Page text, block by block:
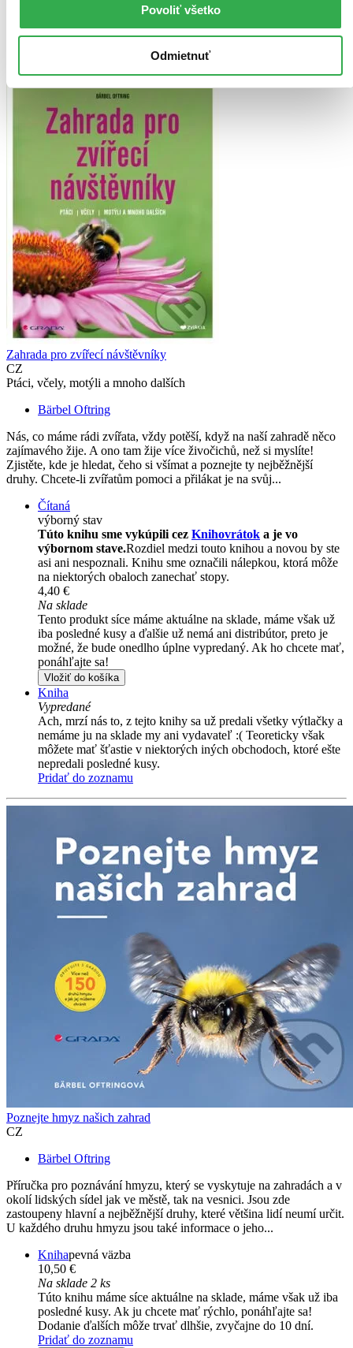
Povoliť všetko
Odmietnuť
budete ju mať hneď a ešte aj ušetríte život stromom. Viac
Pridať do zoznamu
Zahrada pro zvířecí návštěvníky
CZ
Ptáci, včely, motýli a mnoho dalších
Bärbel Oftring
Nás, co máme rádi zvířata, vždy potěší, když na naší zahradě něco
zajímavého žije. A ono tam žije více živočichů, než si myslíte!
Zjistěte, kde je hledat, čeho si všímat a poznejte ty nejběžnější
druhy. Chcete-li zvířatům pomoci a přilákat je na svůj...
Čítaná
výborný stav
Túto knihu sme vykúpili cez Knihovrátok a je vo
výbornom stave.Rozdiel medzi touto knihou a novou by ste
asi ani nespoznali. Knihu sme označili nálepkou, ktorá môže
na niektorých obaloch zanechať stopy.
4,40 €
Na sklade
Tento produkt síce máme aktuálne na sklade, máme však už
iba posledné kusy a ďalšie už nemá ani distribútor, preto je
možné, že bude onedlho úplne vypredaný. Ak ho chcete mať,
ponáhľajte sa!
Vložiť do košíka
Kniha
Vypredané
Ach, mrzí nás to, z tejto knihy sa už predali všetky výtlačky a
nemáme ju na sklade my ani vydavateľ :( Teoreticky však
môžete mať šťastie v niektorých iných obchodoch, ktoré ešte
nepredali posledné kusy.
Pridať do zoznamu
Poznejte hmyz našich zahrad
CZ
Bärbel Oftring
Příručka pro poznávání hmyzu, který se vyskytuje na zahradách a v
okolí lidských sídel jak ve městě, tak na vesnici. Jsou zde
zastoupeny hlavní a nejběžnější druhy, které většina lidí neumí určit.
U každého druhu hmyzu jsou také informace o jeho...
Knihapevná väzba
10,50 €
Na sklade 2 ks
Túto knihu máme síce aktuálne na sklade, máme však už iba
posledné kusy. Ak ju chcete mať rýchlo, ponáhľajte sa!
Dodanie ďalších môže trvať dlhšie, zvyčajne do 10 dní.
Pridať do zoznamu